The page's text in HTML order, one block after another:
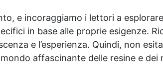
e incoraggiamo i lettori a
in base alle proprie esigenze.
e l’esperienza. Quindi, non
affascinante delle resine e dei